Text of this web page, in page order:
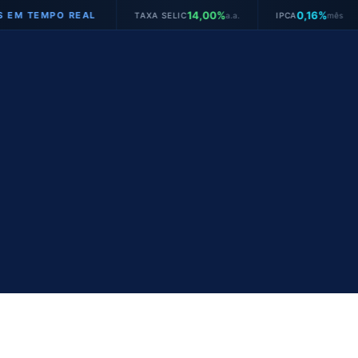
TAXA SELIC14,00% a.a. IPCA0,16%mês JUROS VEÍCULOS